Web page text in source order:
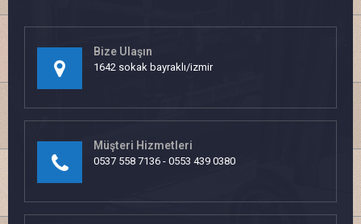
Bize Ulaşın
1642 sokak bayraklı/izmir
Müşteri Hizmetleri
0537 558 7136 - 0553 439 0380